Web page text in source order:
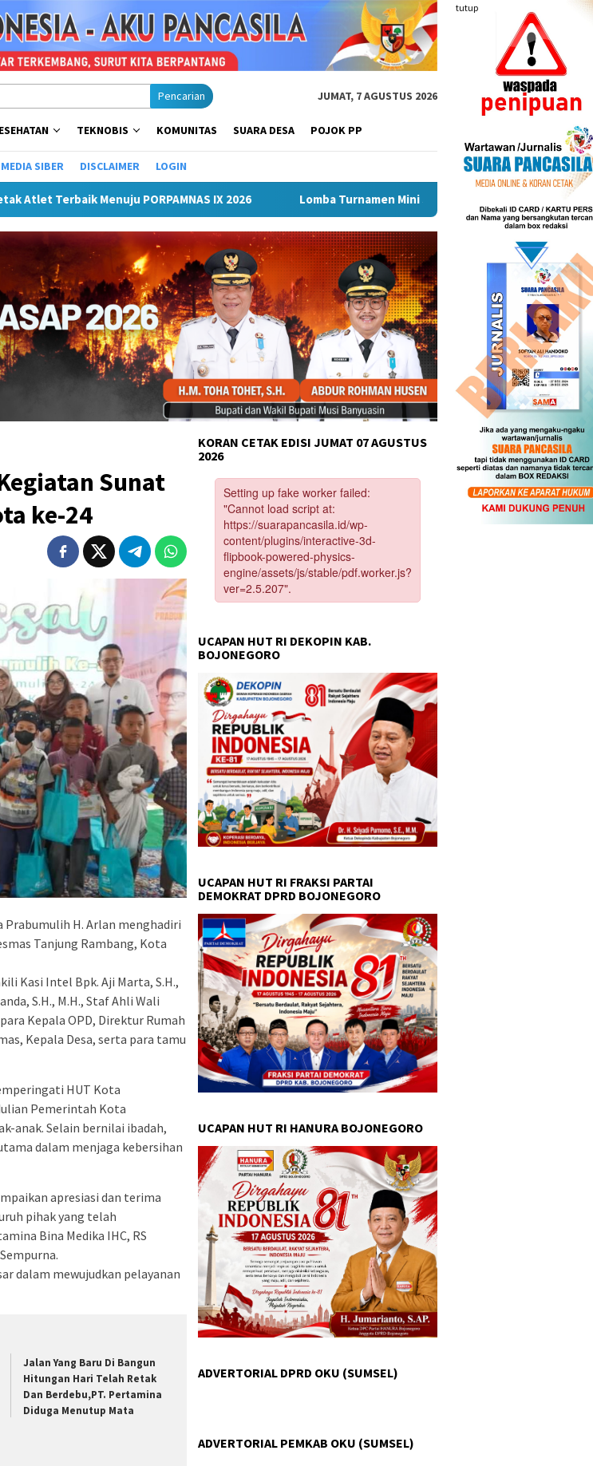
tutup
Pencarian JUMAT, 7 AGUSTUS 2026
TEKNOBIS KOMUNITAS SUARA DESA POJOK PP
SIBER DISCLAIMER LOGIN
IX 2026 Lomba Turnamen Mini Soccer Antar Organisasi Perangkat Daerah (OPD) Musi
Sunat
ke-24
H. Arlan menghadiri
Tanjung Rambang, Kota
Kasi Intel Bpk. Aji Marta, S.H.,
S.H., M.H., Staf Ahli Wali
Kepala OPD, Direktur Rumah
Kepala Desa, serta para tamu
HUT Kota
Pemerintah Kota
anak. Selain bernilai ibadah,
dalam menjaga kebersihan
apresiasi dan terima
pihak yang telah
Bina Medika IHC, RS
dalam mewujudkan pelayanan
Jalan Yang Baru Di Bangun
Hitungan Hari Telah Retak
Dan Berdebu,PT. Pertamina
Diduga Menutup Mata
KORAN CETAK EDISI JUMAT 07 AGUSTUS
2026
UCAPAN HUT RI DEKOPIN KAB.
BOJONEGORO
UCAPAN HUT RI FRAKSI PARTAI
DEMOKRAT DPRD BOJONEGORO
UCAPAN HUT RI HANURA BOJONEGORO
ADVERTORIAL DPRD OKU (SUMSEL)
ADVERTORIAL PEMKAB OKU (SUMSEL)